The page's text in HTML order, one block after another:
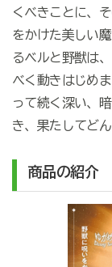
くべきことに、
をかけた美しい
るベルと野獣は
べく動きはじめ
って続く深い、
き、果たしてど
商品の紹介